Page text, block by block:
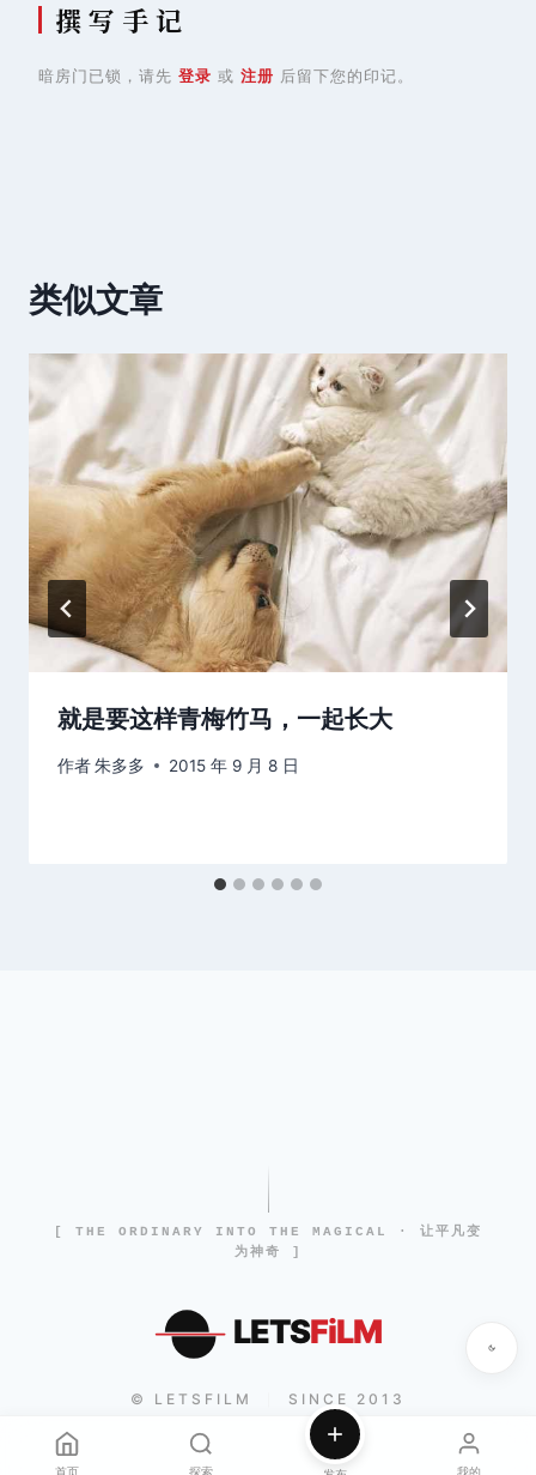
撰 写 手 记
暗房门已锁，请先 登录 或 注册 后留下您的印记。
类似文章
就是要这样青梅竹马，一起长大
作者朱多多 2015 年 9 月 8 日
[ THE ORDINARY INTO THE MAGICAL · 让平凡变
为神奇 ]
LETSFiLM
© LETSFILM SINCE 2013
首页 探索 我的